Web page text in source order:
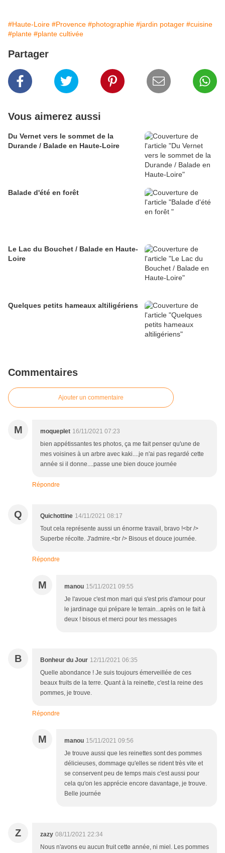
#Haute-Loire #Provence #photographie #jardin potager #cuisine
#plante #plante cultivée
Partager
Vous aimerez aussi
Du Vernet vers le sommet de la
Durande / Balade en Haute-Loire
Balade d'été en forêt
Le Lac du Bouchet / Balade en Haute-
Loire
Quelques petits hameaux altiligériens
Commentaires
Ajouter un commentaire
M moqueplet 16/11/2021 07:23
bien appétissantes tes photos, ça me fait penser qu'une de
mes voisines à un arbre avec kaki....je n'ai pas regardé cette
année si il donne....passe une bien douce journée
Répondre
Q Quichottine 14/11/2021 08:17
Tout cela représente aussi un énorme travail, bravo !<br />
Superbe récolte. J'admire.<br /> Bisous et douce journée.
Répondre
M manou 15/11/2021 09:55
Je l'avoue c'est mon mari qui s'est pris d'amour pour
le jardinage qui prépare le terrain...après on le fait à
deux ! bisous et merci pour tes messages
B Bonheur du Jour 12/11/2021 06:35
Quelle abondance ! Je suis toujours émerveillée de ces
beaux fruits de la terre. Quant à la reinette, c'est la reine des
pommes, je trouve.
Répondre
M manou 15/11/2021 09:56
Je trouve aussi que les reinettes sont des pommes
délicieuses, dommage qu'elles se rident très vite et
se conservent peu de temps mais c'est aussi pour
cela qu'on les apprécie encore davantage, je trouve.
Belle journée
Z zazy 08/11/2021 22:34
Nous n'avons eu aucun fruit cette année, ni miel. Les pommes